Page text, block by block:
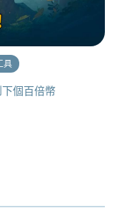
具
個百倍幣